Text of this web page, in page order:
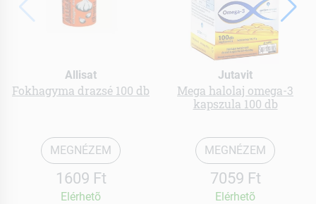
Allisat
Fokhagyma drazsé 100 db
MEGNÉZEM
1609 Ft
Elérhetõ
Jutavit
Mega halolaj omega-3
kapszula 100 db
MEGNÉZEM
7059 Ft
Elérhetõ